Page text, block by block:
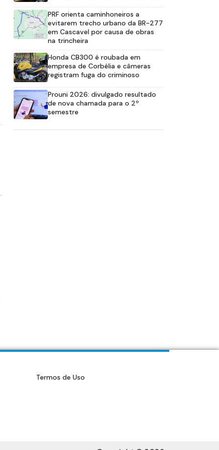
PRF orienta caminhoneiros a
evitarem trecho urbano da BR-277
em Cascavel por causa de obras
na trincheira
Honda CB300 é roubada em
empresa de Corbélia e câmeras
registram fuga do criminoso
Prouni 2026: divulgado resultado
de nova chamada para o 2º
semestre
Termos de Uso